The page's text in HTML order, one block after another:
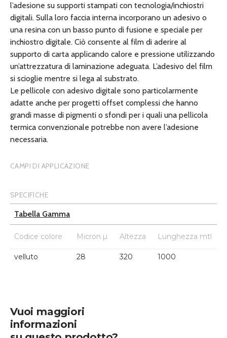
l’adesione su supporti stampati con tecnologia/inchiostri
digitali. Sulla loro faccia interna incorporano un adesivo o
una resina con un basso punto di fusione e speciale per
inchiostro digitale. Ciò consente al film di aderire al
supporto di carta applicando calore e pressione utilizzando
un’attrezzatura di laminazione adeguata. L’adesivo del film
si scioglie mentre si lega al substrato.
Le pellicole con adesivo digitale sono particolarmente
adatte anche per progetti offset complessi che hanno
grandi masse di pigmenti o sfondi per i quali una pellicola
termica convenzionale potrebbe non avere l’adesione
necessaria.
CAMPI DI APPLICAZIONE
SPECIFICHE
Tabella Gamma
Codice colore Micron µ Altezza Lunghezza mtl
velluto 28 320 1000
Vuoi maggiori
informazioni